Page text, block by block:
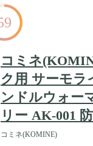
コミネ
ク用 サーモラ
ンドルウォー
リー AK-001
コミネ(KOMINE)